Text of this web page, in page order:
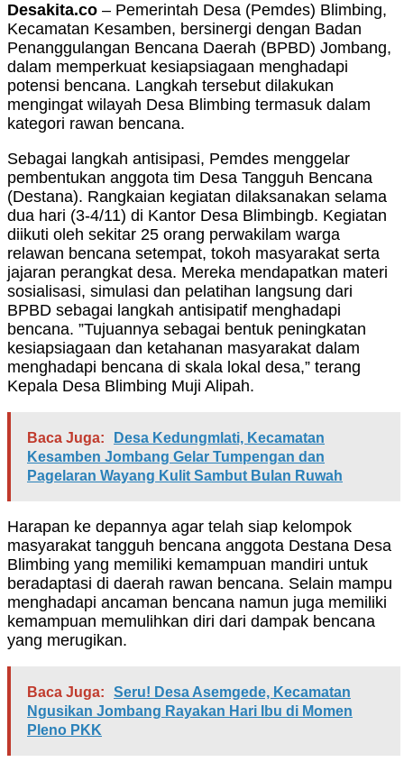
Desakita.co – Pemerintah Desa (Pemdes) Blimbing,
Kecamatan Kesamben, bersinergi dengan Badan
Penanggulangan Bencana Daerah (BPBD) Jombang,
dalam memperkuat kesiapsiagaan menghadapi
potensi bencana. Langkah tersebut dilakukan
mengingat wilayah Desa Blimbing termasuk dalam
kategori rawan bencana.
Sebagai langkah antisipasi, Pemdes menggelar
pembentukan anggota tim Desa Tangguh Bencana
(Destana). Rangkaian kegiatan dilaksanakan selama
dua hari (3-4/11) di Kantor Desa Blimbingb. Kegiatan
diikuti oleh sekitar 25 orang perwakilam warga
relawan bencana setempat, tokoh masyarakat serta
jajaran perangkat desa. Mereka mendapatkan materi
sosialisasi, simulasi dan pelatihan langsung dari
BPBD sebagai langkah antisipatif menghadapi
bencana. ”Tujuannya sebagai bentuk peningkatan
kesiapsiagaan dan ketahanan masyarakat dalam
menghadapi bencana di skala lokal desa,” terang
Kepala Desa Blimbing Muji Alipah.
Baca Juga:
Desa Kedungmlati, Kecamatan
Kesamben Jombang Gelar Tumpengan dan
Pagelaran Wayang Kulit Sambut Bulan Ruwah
Harapan ke depannya agar telah siap kelompok
masyarakat tangguh bencana anggota Destana Desa
Blimbing yang memiliki kemampuan mandiri untuk
beradaptasi di daerah rawan bencana. Selain mampu
menghadapi ancaman bencana namun juga memiliki
kemampuan memulihkan diri dari dampak bencana
yang merugikan.
Baca Juga:
Seru! Desa Asemgede, Kecamatan
Ngusikan Jombang Rayakan Hari Ibu di Momen
Pleno PKK